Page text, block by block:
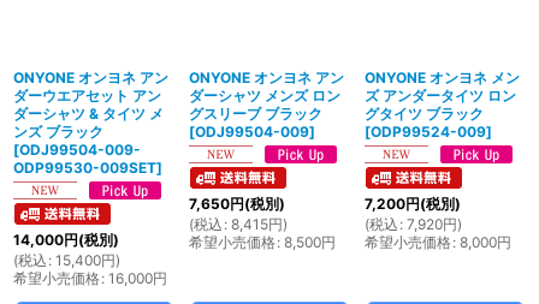
ONYONE オンヨネ アン
ダーウエアセット アン
ダーシャツ & タイツ メ
ンズ ブラック
[ODJ99504-009-
ODP99530-009SET]
14,000円(税別)
(税込 : 15,400円)
希望小売価格: 16,000円
ONYONE オンヨネ アン
ダーシャツ メンズ ロン
グスリーブ ブラック
[ODJ99504-009]
7,650円(税別)
(税込 : 8,415円)
希望小売価格: 8,500円
ONYONE オンヨネ メン
ズ アンダータイツ ロン
グタイツ ブラック
[ODP99524-009]
7,200円(税別)
(税込 : 7,920円)
希望小売価格: 8,000円